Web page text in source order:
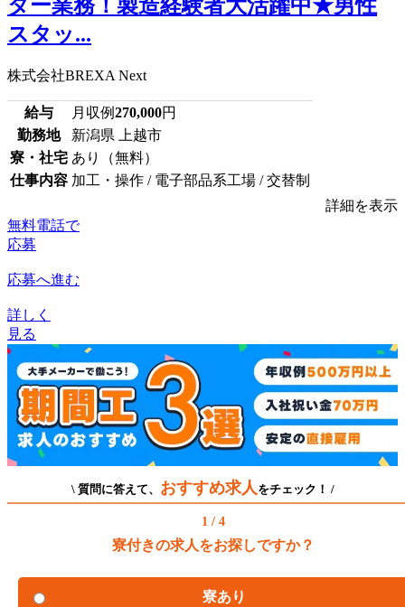
ター業務！製造経験者大活躍中★男性
スタッ...
株式会社BREXA Next
給与 月収例270,000円
勤務地
新潟県 上越市
寮・社宅 あり（無料）
仕事内容 加工・操作 / 電子部品系工場 / 交替制
詳細を表示
無料電話で
応募
応募へ進む
詳しく
見る
\ 質問に答えて、 おすすめ求人 をチェック！ /
1 / 4
寮付きの求人をお探しですか？
寮あり